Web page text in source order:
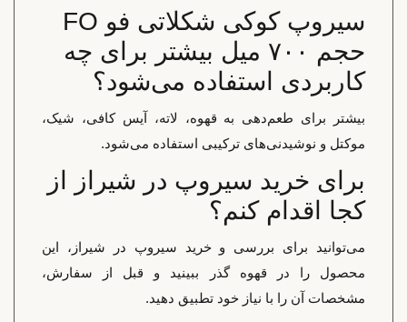
سیروپ کوکی شکلاتی فو FO
حجم ۷۰۰ میل بیشتر برای چه
کاربردی استفاده می‌شود؟
بیشتر برای طعم‌دهی به قهوه، لاته، آیس کافی، شیک،
موکتل و نوشیدنی‌های ترکیبی استفاده می‌شود.
برای خرید سیروپ در شیراز از
کجا اقدام کنم؟
می‌توانید برای بررسی و خرید سیروپ در شیراز، این
محصول را در قهوه گذر ببینید و قبل از سفارش،
مشخصات آن را با نیاز خود تطبیق دهید.